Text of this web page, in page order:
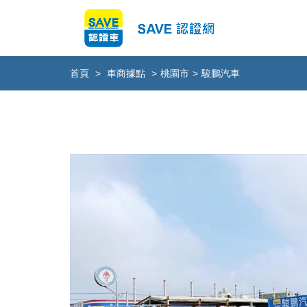
首頁 > 車商據點 > 桃園市 > 駿鵬汽車